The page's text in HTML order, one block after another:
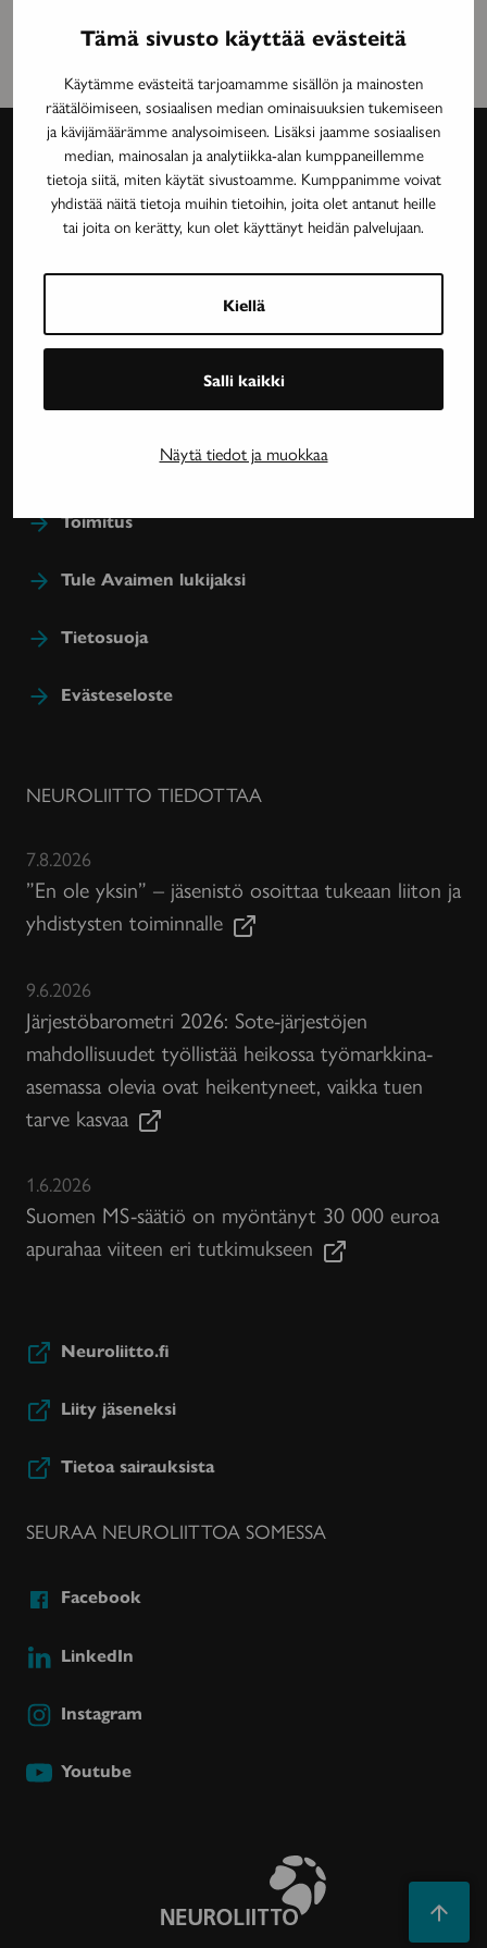
Tämä sivusto käyttää evästeitä
Käytämme evästeitä tarjoamamme sisällön ja mainosten
räätälöimiseen, sosiaalisen median ominaisuuksien tukemiseen
ja kävijämäärämme analysoimiseen. Lisäksi jaamme sosiaalisen
median, mainosalan ja analytiikka-alan kumppaneillemme
tietoja siitä, miten käytät sivustoamme. Kumppanimme voivat
yhdistää näitä tietoja muihin tietoihin, joita olet antanut heille
tai joita on kerätty, kun olet käyttänyt heidän palvelujaan.
Kiellä
Salli kaikki
Näytä tiedot ja muokkaa
Avain-
lehti
Neurologinen aikakauslehti Avain tarjoaa luotettavaa
ja asiantuntevaa tietoa MS-taudin, neurologisten
harvinaissairauksien ja essentiaalisen vapinan
sairastavien sosiaaliturvasta. Avain-lehteä julkaisee
Toimitus
Tule Avaimen lukijaksi
Tietosuoja
Evästeseloste
NEUROLIITTO TIEDOTTAA
7.8.2026
”En ole yksin” – jäsenistö osoittaa tukeaan liiton ja
yhdistysten toiminnalle
9.6.2026
Järjestöbarometri 2026: Sote-järjestöjen
mahdollisuudet työllistää heikossa työmarkkina-
asemassa olevia ovat heikentyneet, vaikka tuen
tarve kasvaa
1.6.2026
Suomen MS-säätiö on myöntänyt 30 000 euroa
apurahaa viiteen eri tutkimukseen
Neuroliitto.fi
Liity jäseneksi
Tietoa sairauksista
SEURAA NEUROLIITTOA SOMESSA
Facebook
LinkedIn
Instagram
Youtube
Takaisin